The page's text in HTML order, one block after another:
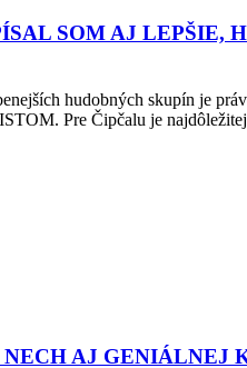
SOM AJ LEPŠIE,
hudobných skupín je
Pre Čipčalu je
AJ GENIÁLNEJ